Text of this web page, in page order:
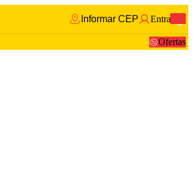
Informar CEP Entrar
Ofertas